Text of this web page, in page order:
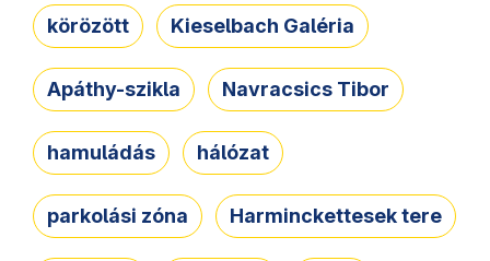
körözött Kieselbach Galéria
Apáthy-szikla Navracsics Tibor
hamuládás hálózat
parkolási zóna Harminckettesek tere